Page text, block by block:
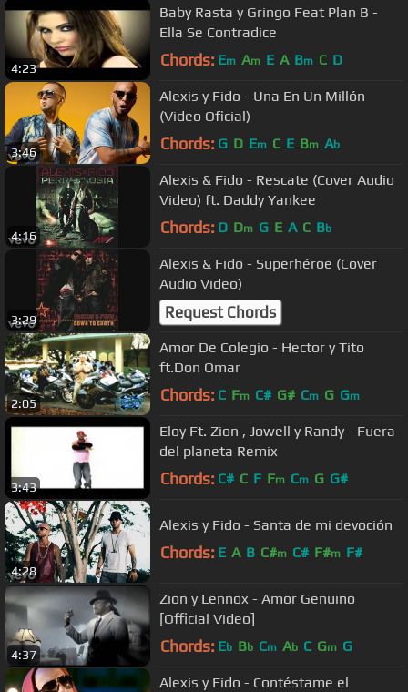
4:23
Baby Rasta y Gringo Feat Plan B -
Ella Se Contradice
Chords: Em Am E A Bm C D
3:46
Alexis y Fido - Una En Un Millón
(Video Oficial)
Chords: G D Em C E Bm Ab
4:16
Alexis & Fido - Rescate (Cover Audio
Video) ft. Daddy Yankee
Chords: D Dm G E A C Bb
3:29
Alexis & Fido - Superhéroe (Cover
Audio Video)
Request Chords
2:05
Amor De Colegio - Hector y Tito
ft.Don Omar
Chords: C Fm C# G# Cm G Gm
3:43
Eloy Ft. Zion , Jowell y Randy - Fuera
del planeta Remix
Chords: C# C F Fm Cm G G#
4:28
Alexis y Fido - Santa de mi devoción
Chords: E A B C#m C# F#m F#
4:37
Zion y Lennox - Amor Genuino
[Official Video]
Chords: Eb Bb Cm Ab C Gm G
Alexis y Fido - Contéstame el